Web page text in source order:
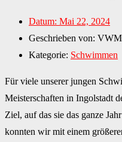
Datum: Mai 22, 2024
Geschrieben von: VWM
Kategorie: Schwimmen
Für viele unserer jungen
Meisterschaften in Ingolstadt
Ziel, auf das sie das ganze
konnten wir mit einem